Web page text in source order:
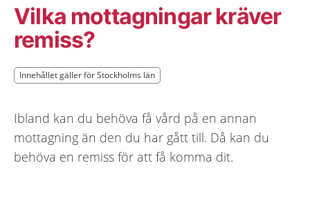
Vilka mottagningar kräver
remiss?
Innehållet gäller för Stockholms län
Innehållet gäller för Stockholms län
Ibland kan du behöva få vård på en annan
mottagning än den du har gått till. Då kan du
behöva en remiss för att få komma dit.